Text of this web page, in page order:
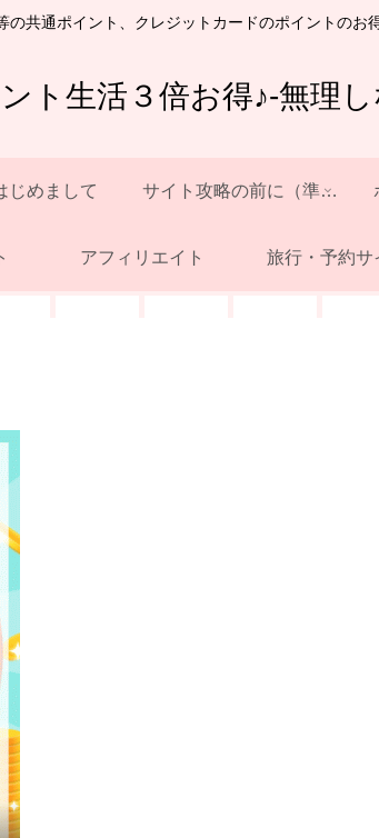
共通ポイント、クレジットカードのポイントの
ト生活３倍お得♪-無理
じめまして サイト攻略の前に（準備）
アフィリエイト 旅行・予約サ